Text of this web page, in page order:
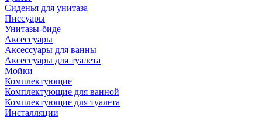
Сиденья для унитаза
Писсуары
Унитазы-биде
Аксессуары
Аксессуары для ванны
Аксессуары для туалета
Мойки
Комплектующие
Комплектующие для ванной
Комплектующие для туалета
Инсталляции